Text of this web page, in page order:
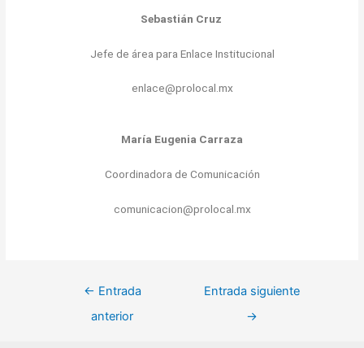
Sebastián Cruz
Jefe de área para Enlace Institucional
enlace@prolocal.mx
María Eugenia Carraza
Coordinadora de Comunicación
comunicacion@prolocal.mx
← Entrada
anterior
Entrada siguiente
→